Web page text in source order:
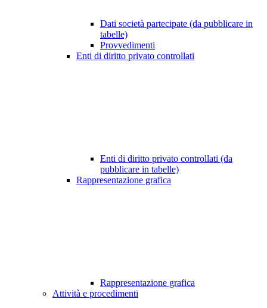
Dati società partecipate (da pubblicare in
tabelle)
Provvedimenti
Enti di diritto privato controllati
Enti di diritto privato controllati (da
pubblicare in tabelle)
Rappresentazione grafica
Rappresentazione grafica
Attività e procedimenti